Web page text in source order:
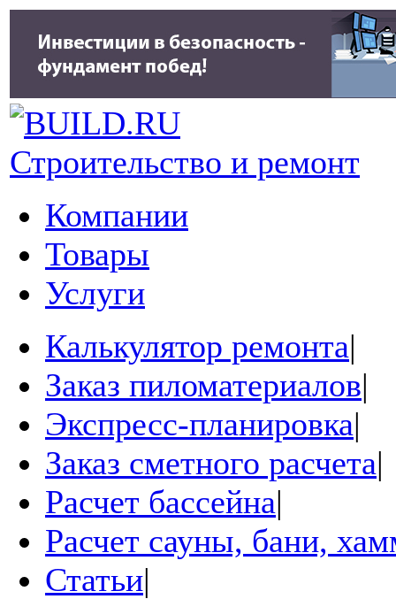
Строительство и ремонт
Компании
Товары
Услуги
Калькулятор ремонта|
Заказ пиломатериалов|
Экспресс-планировка|
Заказ сметного расчета|
Расчет бассейна|
Расчет сауны, бани,
Статьи|